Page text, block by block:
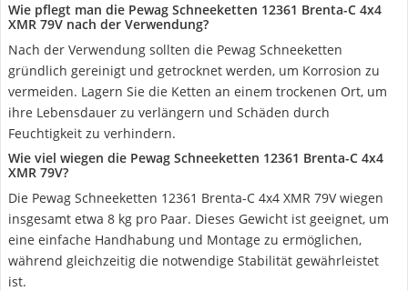
Wie pflegt man die Pewag Schneeketten 12361 Brenta-C 4x4
XMR 79V nach der Verwendung?
Nach der Verwendung sollten die Pewag Schneeketten
gründlich gereinigt und getrocknet werden, um Korrosion zu
vermeiden. Lagern Sie die Ketten an einem trockenen Ort, um
ihre Lebensdauer zu verlängern und Schäden durch
Feuchtigkeit zu verhindern.
Wie viel wiegen die Pewag Schneeketten 12361 Brenta-C 4x4
XMR 79V?
Die Pewag Schneeketten 12361 Brenta-C 4x4 XMR 79V wiegen
insgesamt etwa 8 kg pro Paar. Dieses Gewicht ist geeignet, um
eine einfache Handhabung und Montage zu ermöglichen,
während gleichzeitig die notwendige Stabilität gewährleistet
ist.